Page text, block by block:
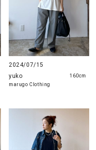
2024/07/15
yuko
marugo Clothing
160cm